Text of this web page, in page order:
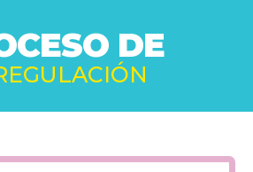
DE